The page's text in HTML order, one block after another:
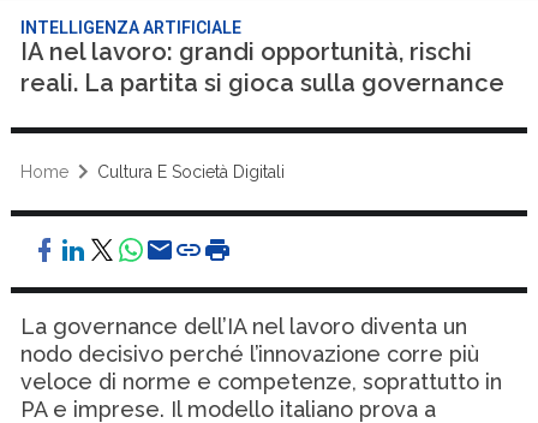
INTELLIGENZA ARTIFICIALE
IA nel lavoro: grandi opportunità, rischi
reali. La partita si gioca sulla governance
Home Cultura E Società Digitali
La governance dell’IA nel lavoro diventa un
nodo decisivo perché l’innovazione corre più
veloce di norme e competenze, soprattutto in
PA e imprese. Il modello italiano prova a